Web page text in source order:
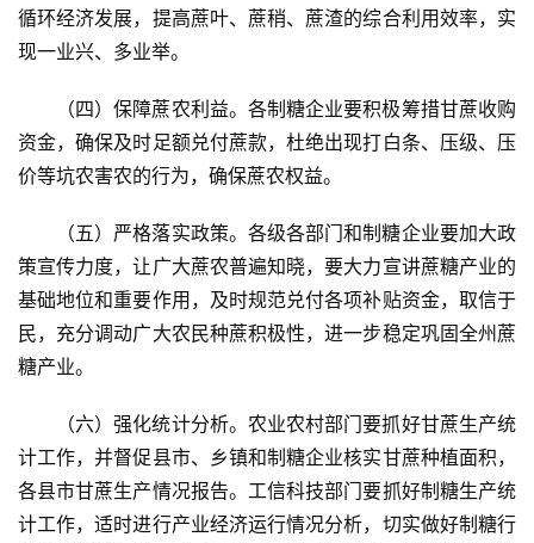
频
道
产
业
链
储
运
循环经济发展，提高蔗叶、蔗稍、蔗渣的综合利用效率，实
现一业兴、多业举。
（四）保障蔗农利益。各制糖企业要积极筹措甘蔗收购
资金，确保及时足额兑付蔗款，杜绝出现打白条、压级、压
价等坑农害农的行为，确保蔗农权益。
（五）严格落实政策。各级各部门和制糖企业要加大政
策宣传力度，让广大蔗农普遍知晓，要大力宣讲蔗糖产业的
基础地位和重要作用，及时规范兑付各项补贴资金，取信于
民，充分调动广大农民种蔗积极性，进一步稳定巩固全州蔗
糖产业。
（六）强化统计分析。农业农村部门要抓好甘蔗生产统
计工作，并督促县市、乡镇和制糖企业核实甘蔗种植面积，
各县市甘蔗生产情况报告。工信科技部门要抓好制糖生产统
计工作，适时进行产业经济运行情况分析，切实做好制糖行